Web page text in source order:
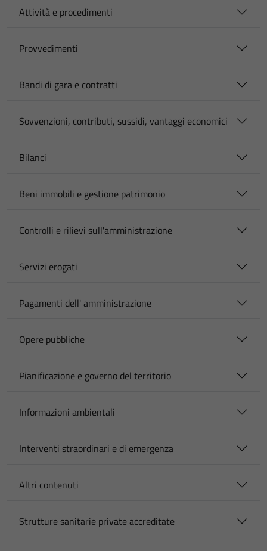
Attività e procedimenti
Provvedimenti
Bandi di gara e contratti
Sovvenzioni, contributi, sussidi, vantaggi economici
Bilanci
Beni immobili e gestione patrimonio
Controlli e rilievi sull'amministrazione
Servizi erogati
Pagamenti dell' amministrazione
Opere pubbliche
Pianificazione e governo del territorio
Informazioni ambientali
Interventi straordinari e di emergenza
Altri contenuti
Strutture sanitarie private accreditate